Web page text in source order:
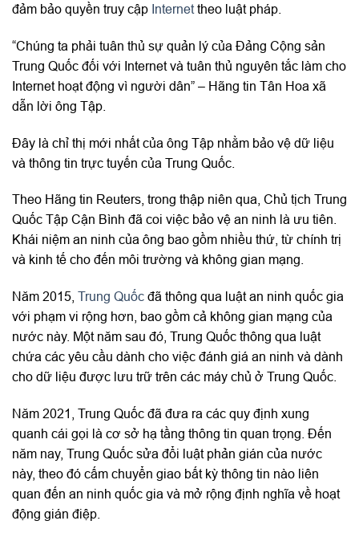
đảm bảo quyền truy cập Internettheo luật pháp.
“Chúng ta phải tuân thủ sự quản lý của Đảng Cộng sản
Trung Quốc đối với Internet và tuân thủ nguyên tắc làm cho
Internet hoạt động vì người dân” – Hãng tin Tân Hoa xã
dẫn lời ông Tập.
Đây là chỉ thị mới nhất của ông Tập nhằm bảo vệ dữ liệu
và thông tin trực tuyến của Trung Quốc.
Theo Hãng tin Reuters, trong thập niên qua, Chủ tịch Trung
Quốc Tập Cận Bình đã coi việc bảo vệ an ninh là ưu tiên.
Khái niệm an ninh của ông bao gồm nhiều thứ, từ chính trị
và kinh tế cho đến môi trường và không gian mạng.
Năm 2015, Trung Quốc đã thông qua luật an ninh quốc gia
với phạm vi rộng hơn, bao gồm cả không gian mạng của
nước này. Một năm sau đó, Trung Quốc thông qua luật
chứa các yêu cầu dành cho việc đánh giá an ninh và dành
cho dữ liệu được lưu trữ trên các máy chủ ở Trung Quốc.
Năm 2021, Trung Quốc đã đưa ra các quy định xung
quanh cái gọi là cơ sở hạ tầng thông tin quan trọng. Đến
năm nay, Trung Quốc sửa đổi luật phản gián của nước
này, theo đó cấm chuyển giao bất kỳ thông tin nào liên
quan đến an ninh quốc gia và mở rộng định nghĩa về hoạt
động gián điệp.